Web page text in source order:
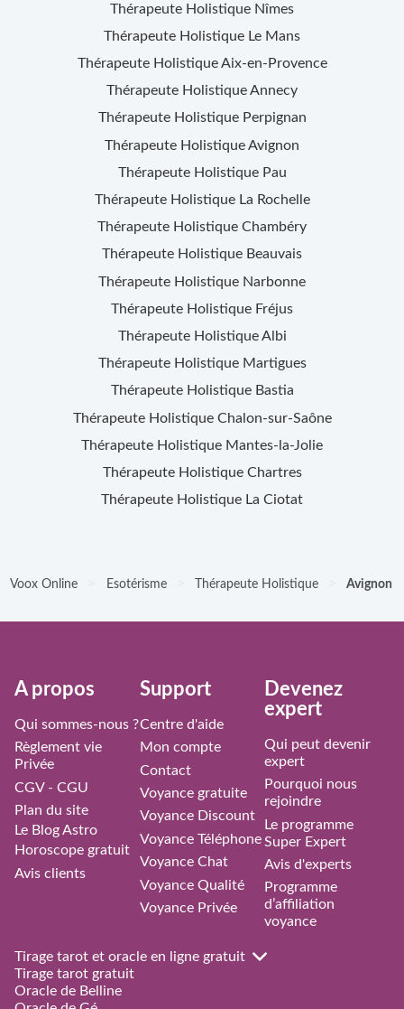
Thérapeute Holistique Nîmes
Thérapeute Holistique Le Mans
Thérapeute HolistiqueAix-en-Provence
Thérapeute HolistiqueAnnecy
Thérapeute Holistique Perpignan
Thérapeute HolistiqueAvignon
Thérapeute Holistique Pau
Thérapeute Holistique La Rochelle
Thérapeute Holistique Chambéry
Thérapeute Holistique Beauvais
Thérapeute Holistique Narbonne
Thérapeute Holistique Fréjus
Thérapeute HolistiqueAlbi
Thérapeute Holistique Martigues
Thérapeute Holistique Bastia
Thérapeute Holistique Chalon-sur-Saône
Thérapeute Holistique Mantes-la-Jolie
Thérapeute Holistique Chartres
Thérapeute Holistique La Ciotat
Voox Online Esotérisme Thérapeute Holistique Avignon
À propos
Qui sommes-nous ?
Règlement vie
Privée
CGV - CGU
Plan du site
Le Blog Astro
Horoscope gratuit
Avis clients
Support
Centre d'aide
Mon compte
Contact
Voyance gratuite
Voyance Discount
Voyance Téléphone
Voyance Chat
Voyance Qualité
Voyance Privée
Devenez
expert
Qui peut devenir
expert
Pourquoi nous
rejoindre
Le programme
Super Expert
Avis d'experts
Programme
d’affiliation
voyance
Tirage tarot et oracle en ligne gratuit
Tirage tarot gratuit
Oracle de Belline